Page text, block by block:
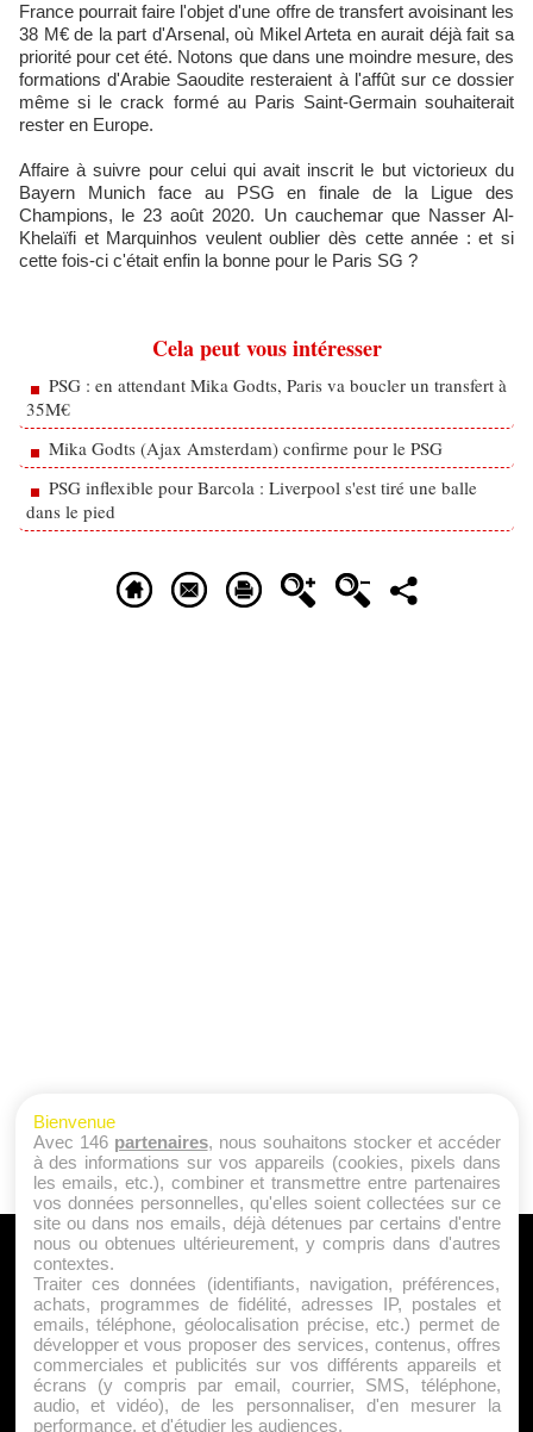
France pourrait faire l'objet d'une offre de transfert avoisinant les
38 M€ de la part d'Arsenal, où Mikel Arteta en aurait déjà fait sa
priorité pour cet été. Notons que dans une moindre mesure, des
formations d'Arabie Saoudite resteraient à l'affût sur ce dossier
même si le crack formé au Paris Saint-Germain souhaiterait
rester en Europe.
Affaire à suivre pour celui qui avait inscrit le but victorieux du
Bayern Munich face au PSG en finale de la Ligue des
Champions, le 23 août 2020. Un cauchemar que Nasser Al-
Khelaïfi et Marquinhos veulent oublier dès cette année : et si
cette fois-ci c'était enfin la bonne pour le Paris SG ?
Cela peut vous intéresser
PSG : en attendant Mika Godts, Paris va boucler un transfert à
35M€
Mika Godts (Ajax Amsterdam) confirme pour le PSG
PSG inflexible pour Barcola : Liverpool s'est tiré une balle
dans le pied
A PROPOS
Qui sommes nous ?
Mentions Légales
Publicité
Politique de Cookies
Contact
Bienvenue
Avec 146 partenaires, nous souhaitons stocker et accéder
à des informations sur vos appareils (cookies, pixels dans
les emails, etc.), combiner et transmettre entre partenaires
vos données personnelles, qu'elles soient collectées sur ce
site ou dans nos emails, déjà détenues par certains d'entre
nous ou obtenues ultérieurement, y compris dans d'autres
contextes.
Traiter ces données (identifiants, navigation, préférences,
achats, programmes de fidélité, adresses IP, postales et
emails, téléphone, géolocalisation précise, etc.) permet de
développer et vous proposer des services, contenus, offres
commerciales et publicités sur vos différents appareils et
écrans (y compris par email, courrier, SMS, téléphone,
audio, et vidéo), de les personnaliser, d'en mesurer la
performance, et d'étudier les audiences.